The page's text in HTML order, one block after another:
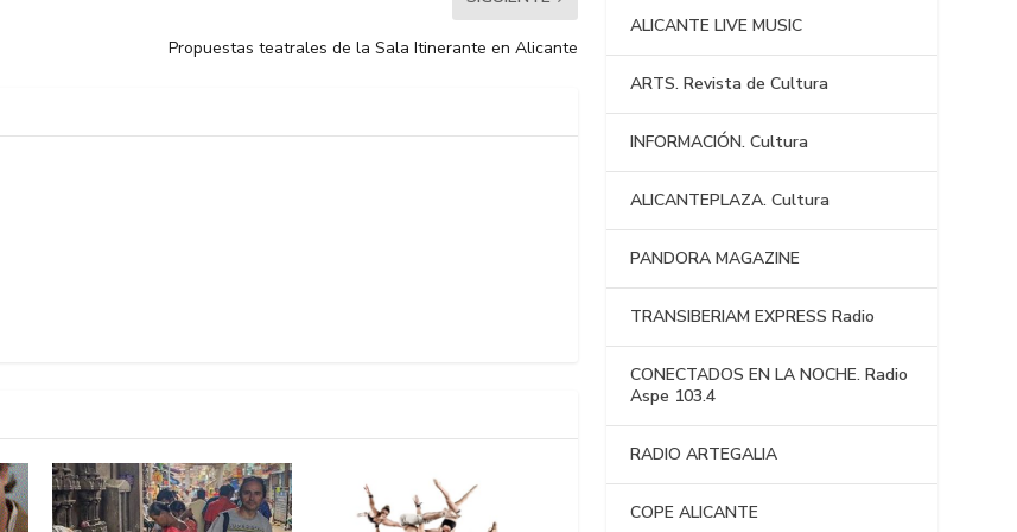
Propuestas teatrales de la Sala Itinerante en Alicante
ALICANTE LIVE MUSIC
ARTS. Revista de Cultura
INFORMACIÓN. Cultura
ALICANTEPLAZA. Cultura
PANDORA MAGAZINE
TRANSIBERIAM EXPRESS Radio
CONECTADOS EN LA NOCHE. Radio
Aspe 103.4
RADIO ARTEGALIA
COPE ALICANTE